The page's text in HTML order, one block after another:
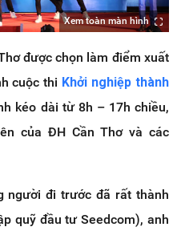
Xem toàn màn hình
được chọn làm điểm xuất
cuộc thi Khởi nghiệp thành
kéo dài từ 8h – 17h chiều,
của ĐH Cần Thơ và các
người đi trước đã rất thành
quỹ đầu tư Seedcom), anh